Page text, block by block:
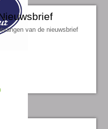
van de nieuwsbrief